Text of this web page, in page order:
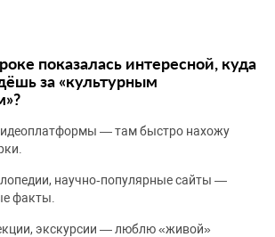
показалась интересной, куда
за «культурным
— там быстро нахожу
научно‑популярные сайты —
факты.
экскурсии — люблю «живой»